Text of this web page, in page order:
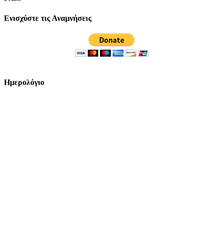
Ενισχύστε τις Αναμνήσεις
Ημερολόγιο